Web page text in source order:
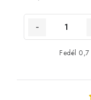
Fedél 0,7